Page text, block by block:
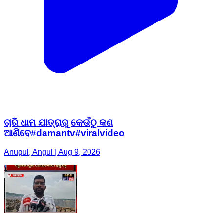
ଚାରି ଧାମ ଯାତ୍ରାରୁ କେଉଁଠୁ କଣ
ଆଣିବେ#damantv#viralvideo
Anugul, Angul | Aug 9, 2026